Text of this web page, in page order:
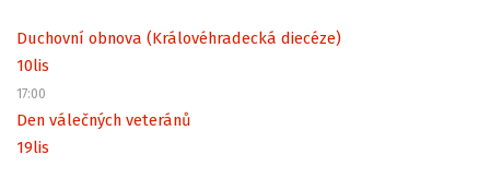
Duchovní obnova (Královéhradecká diecéze)
10lis
17:00
Den válečných veteránů
19lis